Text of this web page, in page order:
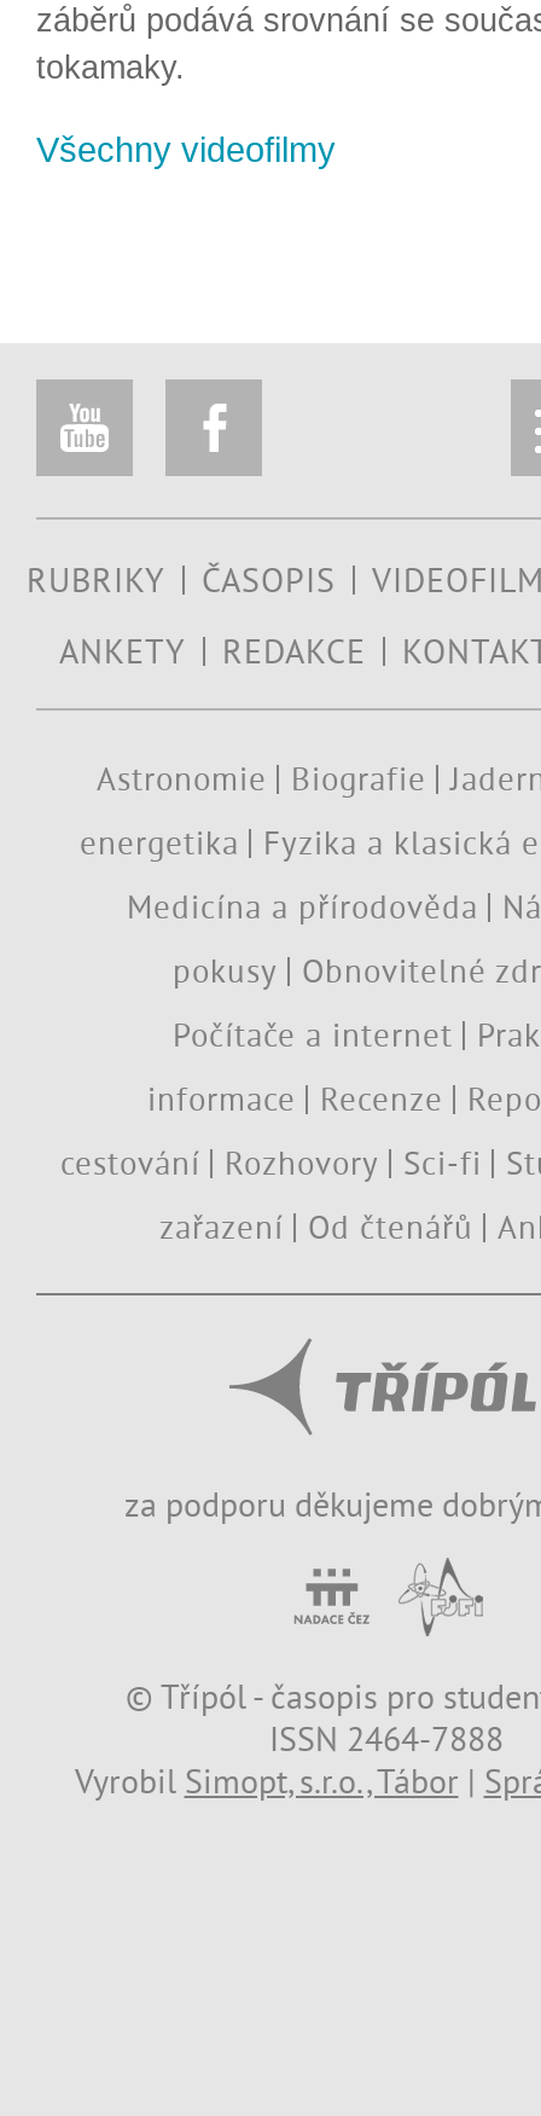
záběrů podává srovnání se
tokamaky.
Všechny videofilmy
RUBRIKY ČASOPIS
ANKETY
REDAKCE
Astronomie Biografie
energetika
Fyzika a klasická
Medicína a přírodověda
pokusy
Obnovitelné
Počítače a internet
informace
Recenze
cestování
Rozhovory Sci-fi
zařazení
Od čtenářů
za podporu děkujeme
© Třípól - časopis pro
ISSN 2464-7888
Vyrobil Simopt, s.r.o., Tábor |